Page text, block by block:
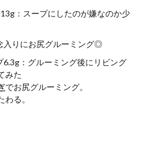
：スープにしたのが嫌なのか少
入りにお尻グルーミング◎
：グルーミング後にリビング
みた
でお尻グルーミング。
る。